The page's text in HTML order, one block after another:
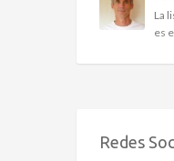
La
es
Redes